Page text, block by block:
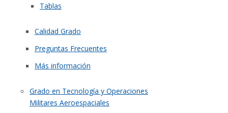
Tablas
Calidad Grado
Preguntas Frecuentes
Más información
Grado en Tecnología y Operaciones
Militares Aeroespaciales